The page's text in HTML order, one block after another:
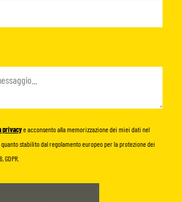
privacye acconsento alla memorizzazione dei miei dati nel
stabilito dal regolamento europeo per la protezione dei